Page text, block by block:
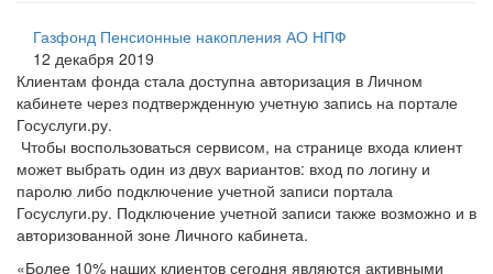
Газфонд Пенсионные накопления АО НПФ
12 декабря 2019
Клиентам фонда стала доступна авторизация в Личном
кабинете через подтвержденную учетную запись на портале
Госуслуги.ру.
Чтобы воспользоваться сервисом, на странице входа клиент
может выбрать один из двух вариантов: вход по логину и
паролю либо подключение учетной записи портала
Госуслуги.ру. Подключение учетной записи также возможно и в
авторизованной зоне Личного кабинета.
«Более 10% наших клиентов сегодня являются активными